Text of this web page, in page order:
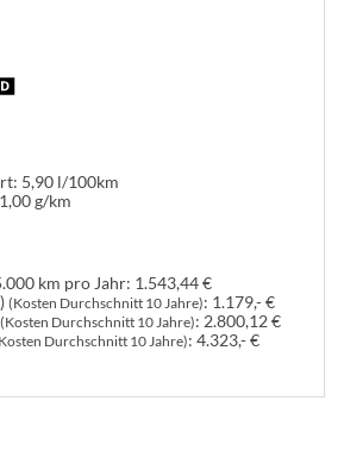
5,90 l/100km
g/km
km pro Jahr: 1.543,44 €
(Kosten Durchschnitt 10 Jahre): 1.179,- €
(Kosten Durchschnitt 10 Jahre): 2.800,12 €
Durchschnitt 10 Jahre): 4.323,- €